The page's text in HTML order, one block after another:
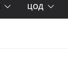
ЦОД